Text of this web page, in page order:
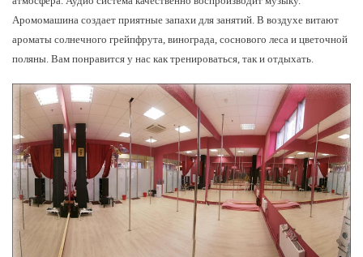
Аромомашина создает приятные запахи для занятий. В воздухе витают
ароматы солнечного грейпфрута, винограда, соснового леса и цветочной
поляны. Вам понравится у нас как тренироваться, так и отдыхать.